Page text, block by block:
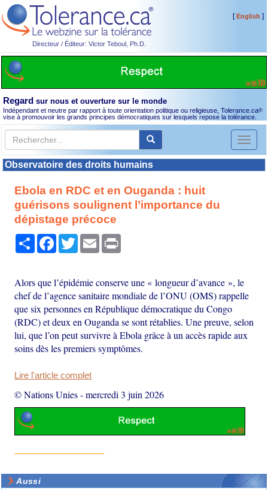
Directeur / Éditeur: Victor Teboul, Ph.D.
[English ]
Regard sur nous et ouverture sur le monde
Indépendant et neutre par rapport à toute orientation politique ou religieuse, Tolerance.ca®
vise à promouvoir les grands principes démocratiques sur lesquels repose la tolérance.
Toggle
Observatoire des droits humains
Ebola en RDC et en Ouganda : huit
guérisons soulignent l’importance du
dépistage précoce
PartagerFacebook
TwitterEmail
Alors que l’épidémie conserve une « longueur d’avance », le
chef de l’agence sanitaire mondiale de l’ONU (OMS) rappelle
que six personnes en République démocratique du Congo
(RDC) et deux en Ouganda se sont rétablies. Une preuve, selon
lui, que l’on peut survivre à Ebola grâce à un accès rapide aux
soins dès les premiers symptômes.
Lire l'article complet
© Nations Unies-mercredi 3 juin 2026
Aussi